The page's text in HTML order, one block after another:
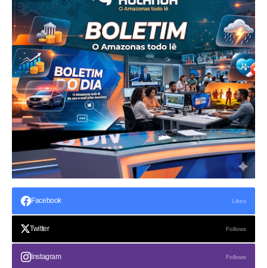
Facebook Likes
Twitter Follows
Instagram Follows